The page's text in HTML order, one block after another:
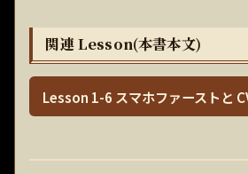
関連 Lesson(本書本文)
Lesson 1-6 スマホファーストと